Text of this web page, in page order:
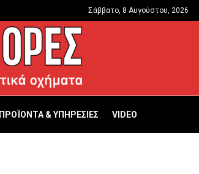
Σάββατο, 8 Αυγούστου, 2026
ΠΡΟΪΟΝΤΑ & ΥΠΗΡΕΣΙΕΣ VIDEO